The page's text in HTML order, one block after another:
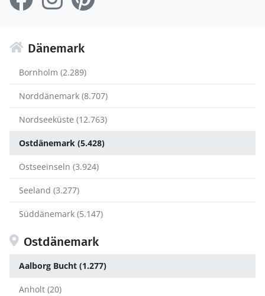
Dänemark
Bornholm (2.289)
Norddänemark (8.707)
Nordseeküste (12.763)
Ostdänemark (5.428)
Ostseeinseln (3.924)
Seeland (3.277)
Süddänemark (5.147)
Ostdänemark
Aalborg Bucht (1.277)
Anholt (20)